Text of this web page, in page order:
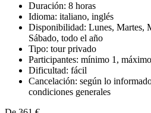
Duración: 8 horas
Idioma: italiano, inglés
Disponibilidad: Lunes, Martes,
Sábado, todo el año
Tipo: tour privado
Participantes: mínimo 1,
Dificultad: fácil
Cancelación: según lo
condiciones generales